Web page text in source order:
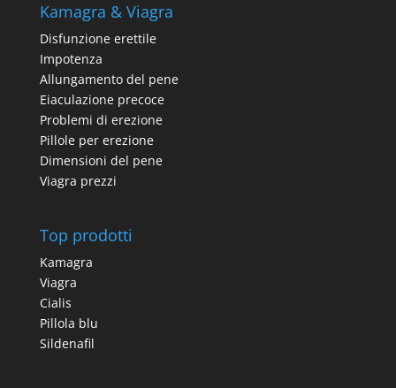
Kamagra & Viagra
Disfunzione erettile
Impotenza
Allungamento del pene
Eiaculazione precoce
Problemi di erezione
Pillole per erezione
Dimensioni del pene
Viagra prezzi
Top prodotti
Kamagra
Viagra
Cialis
Pillola blu
Sildenafil